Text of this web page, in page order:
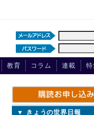
教育 コラム 連載 特
▼ きょうの世界日報